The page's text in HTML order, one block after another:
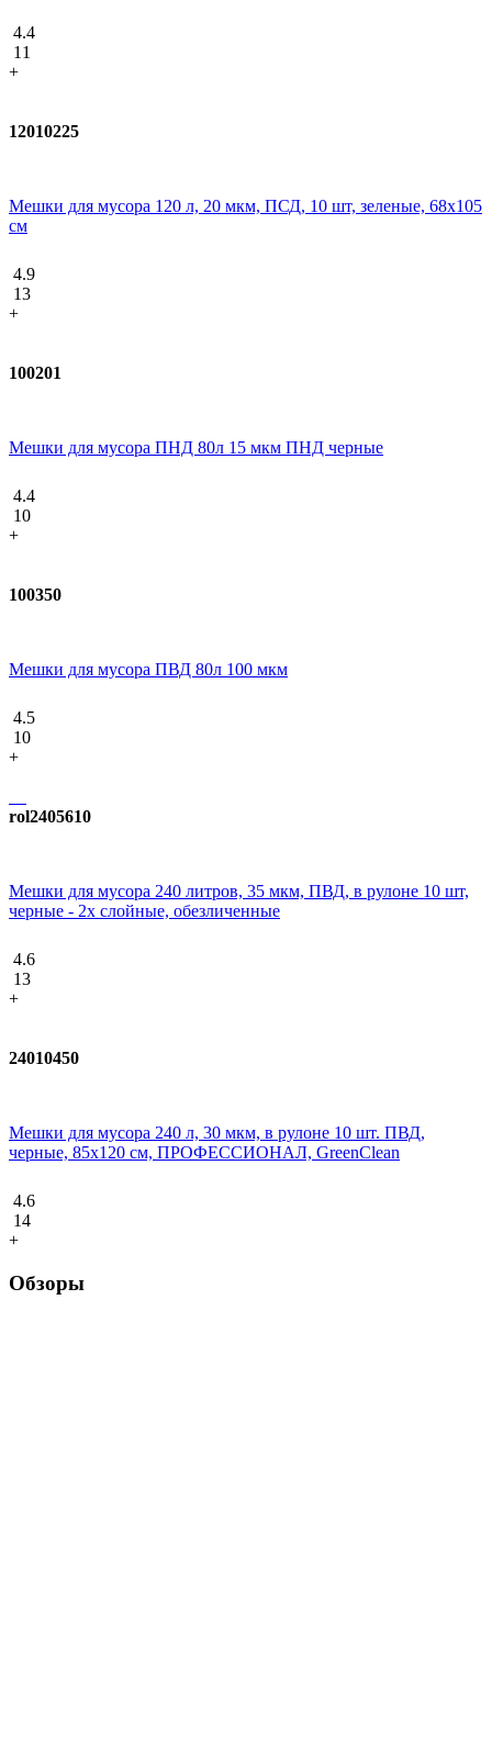
4.4
11
+
12010225
Мешки для мусора 120 л, 20 мкм, ПСД, 10 шт, зеленые, 68х105
см
4.9
13
+
100201
Мешки для мусора ПНД 80л 15 мкм ПНД черные
4.4
10
+
100350
Мешки для мусора ПВД 80л 100 мкм
4.5
10
+
rol2405610
Мешки для мусора 240 литров, 35 мкм, ПВД, в рулоне 10 шт,
черные - 2х слойные, обезличенные
4.6
13
+
24010450
Мешки для мусора 240 л, 30 мкм, в рулоне 10 шт. ПВД,
черные, 85x120 см, ПРОФЕССИОНАЛ, GreenClean
4.6
14
+
Обзоры